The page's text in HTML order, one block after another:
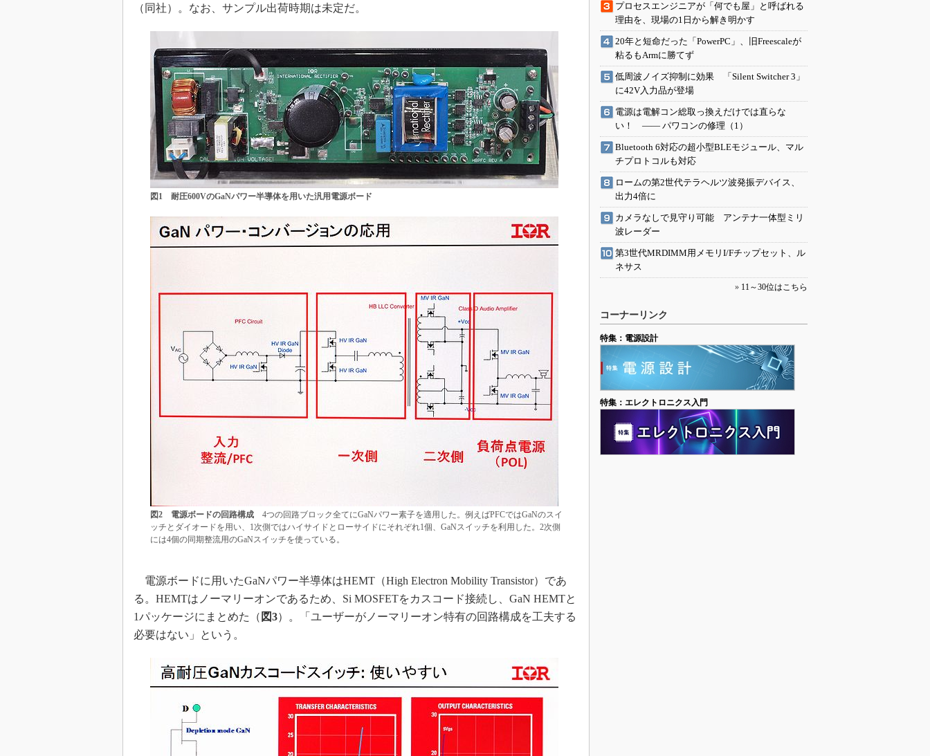
USB Type-Cの登場で評価試験はど
編】
IoT時代の無線規格を知る【Z-Wave
編】
（同社）。なお、サンプル出荷時期は未定だ。
図1 耐圧600VのGaNパワー半導体を用いた汎用電源ボード
図2 電源ボードの回路構成4つの回路ブロック全てにGaNパワー素子を適用した。例えばPFCではGaNのスイ
ッチとダイオードを用い、1次側ではハイサイドとローサイドにそれぞれ1個、GaNスイッチを利用した。2次側
には4個の同期整流用のGaNスイッチを使っている。
電源ボードに用いたGaNパワー半導体はHEMT（High Electron Mobility Transistor）であ
る。HEMTはノーマリーオンであるため、Si MOSFETをカスコード接続し、GaN HEMTと
1パッケージにまとめた（ 図3）。「ユーザーがノーマリーオン特有の回路構成を工夫する
必要はない」という。
プロセスエンジニアが「何でも屋」と呼ばれる
理由を、現場の1日から解き明かす
20年と短命だった「PowerPC」、旧Freescaleが
粘るもArmに勝てず
低周波ノイズ抑制に効果 「Silent Switcher 3」
に42V入力品が登場
電源は電解コン総取っ換えだけでは直らな
い！ ―― パワコンの修理（1）
Bluetooth 6対応の超小型BLEモジュール、マル
チプロトコルも対応
ロームの第2世代テラヘルツ波発振デバイス、
出力4倍に
カメラなしで見守り可能 アンテナ一体型ミリ
波レーダー
第3世代MRDIMM用メモリI/Fチップセット、ル
ネサス
» 11～30位はこちら
コーナーリンク
特集：電源設計
特集：エレクトロニクス入門